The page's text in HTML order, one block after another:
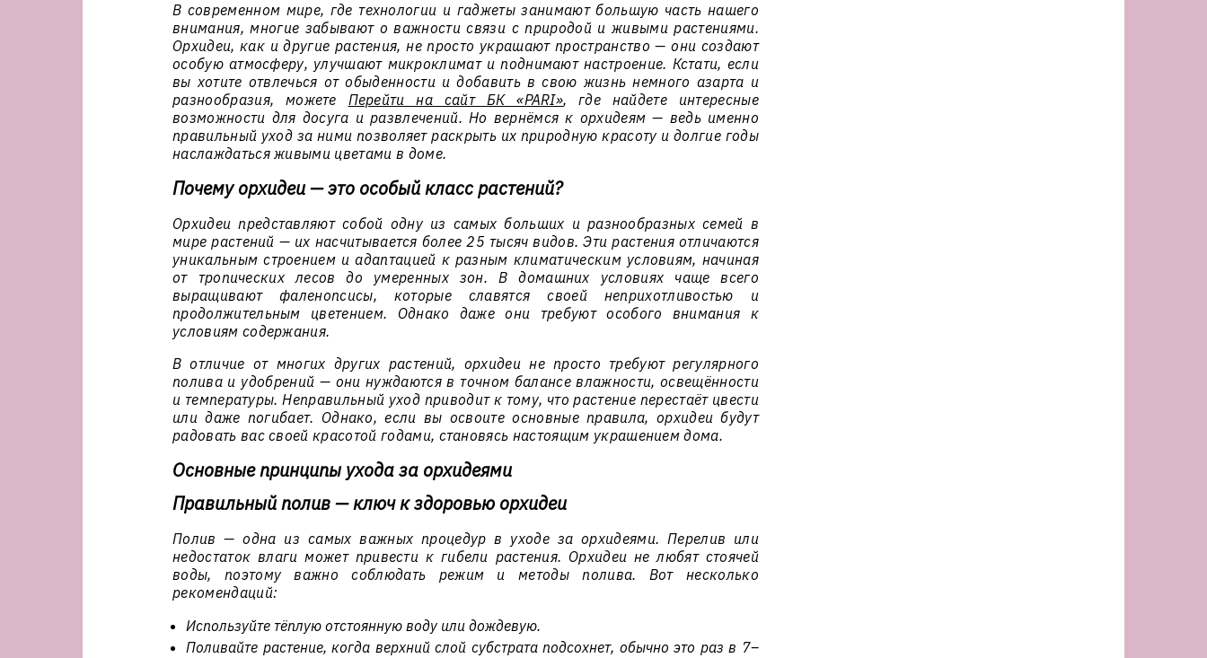
В современном мире, где технологии и гаджеты занимают большую часть нашего
внимания, многие забывают о важности связи с природой и живыми растениями.
Орхидеи, как и другие растения, не просто украшают пространство — они создают
особую атмосферу, улучшают микроклимат и поднимают настроение. Кстати, если
вы хотите отвлечься от обыденности и добавить в свою жизнь немного азарта и
разнообразия, можете Перейти на сайт БК «PARI», где найдете интересные
возможности для досуга и развлечений. Но вернёмся к орхидеям — ведь именно
правильный уход за ними позволяет раскрыть их природную красоту и долгие годы
наслаждаться живыми цветами в доме.
Почему орхидеи — это особый класс растений?
Орхидеи представляют собой одну из самых больших и разнообразных семей в
мире растений — их насчитывается более 25 тысяч видов. Эти растения отличаются
уникальным строением и адаптацией к разным климатическим условиям, начиная
от тропических лесов до умеренных зон. В домашних условиях чаще всего
выращивают фаленопсисы, которые славятся своей неприхотливостью и
продолжительным цветением. Однако даже они требуют особого внимания к
условиям содержания.
В отличие от многих других растений, орхидеи не просто требуют регулярного
полива и удобрений — они нуждаются в точном балансе влажности, освещённости
и температуры. Неправильный уход приводит к тому, что растение перестаёт цвести
или даже погибает. Однако, если вы освоите основные правила, орхидеи будут
радовать вас своей красотой годами, становясь настоящим украшением дома.
Основные принципы ухода за орхидеями
Правильный полив — ключ к здоровью орхидеи
Полив — одна из самых важных процедур в уходе за орхидеями. Перелив или
недостаток влаги может привести к гибели растения. Орхидеи не любят стоячей
воды, поэтому важно соблюдать режим и методы полива. Вот несколько
рекомендаций:
Используйте тёплую отстоянную воду или дождевую.
Поливайте растение, когда верхний слой субстрата подсохнет, обычно это раз в 7–